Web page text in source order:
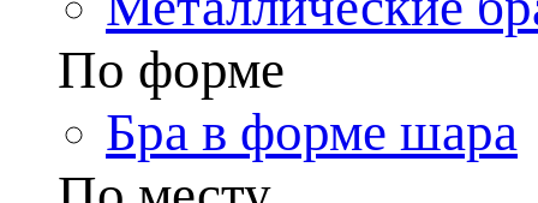
По форме
Бра в форме шара